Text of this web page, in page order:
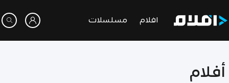
افلام مسلسلات
أفلام